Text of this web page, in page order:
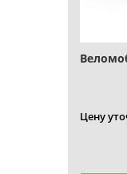
Цену